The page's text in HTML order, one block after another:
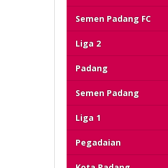
Semen Padang FC
Liga 2
Padang
Semen Padang
Liga 1
Pegadaian